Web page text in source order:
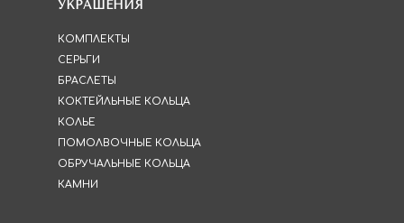
КОМПЛЕКТЫ
ПОМОЛВОЧНЫЕ КОЛЬЦА
ОБРУЧАЛЬНЫЕ КОЛЬЦА
КАМНИ
УКРАШЕНИЯ
СЕРЬГИ
БРАСЛЕТЫ
КОКТЕЙЛЬНЫЕ КОЛЬЦА
КОЛЬЕ